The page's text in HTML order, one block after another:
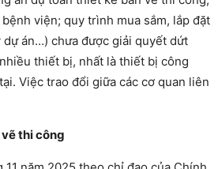
viện; quy trình mua sắm, lắp đặt
án…) chưa được giải quyết dứt
thiết bị, nhất là thiết bị công
Việc trao đổi giữa các cơ quan liên
thi công